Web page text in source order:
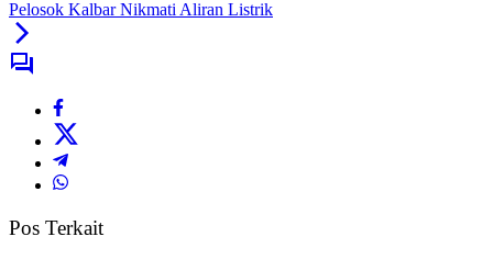
Pelosok Kalbar Nikmati Aliran Listrik
Pos Terkait